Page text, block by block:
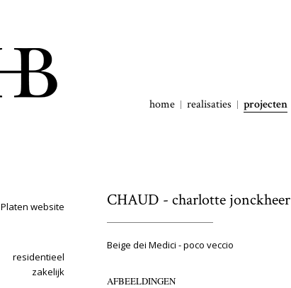
home realisaties projecten
Platen website
residentieel
zakelijk
CHAUD - charlotte jonckheer
Beige dei Medici - poco veccio
AFBEELDINGEN